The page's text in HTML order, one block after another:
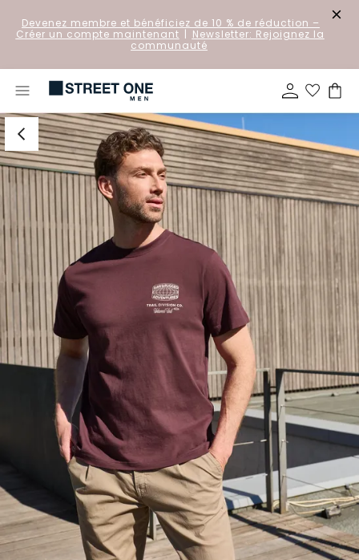
Devenez membre et bénéficiez de 10 % de réduction –
Créer un compte maintenant | Newsletter: Rejoignez la
communauté